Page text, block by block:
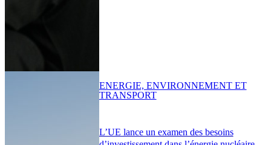
L’UE lance un examen des besoins
ENERGIE, ENVIRONNEMENT ET
TRANSPORT